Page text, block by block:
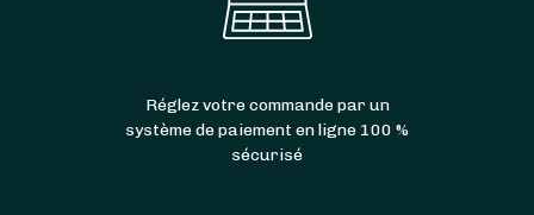
Réglez votre commande par un
système de paiement en ligne 100 %
sécurisé